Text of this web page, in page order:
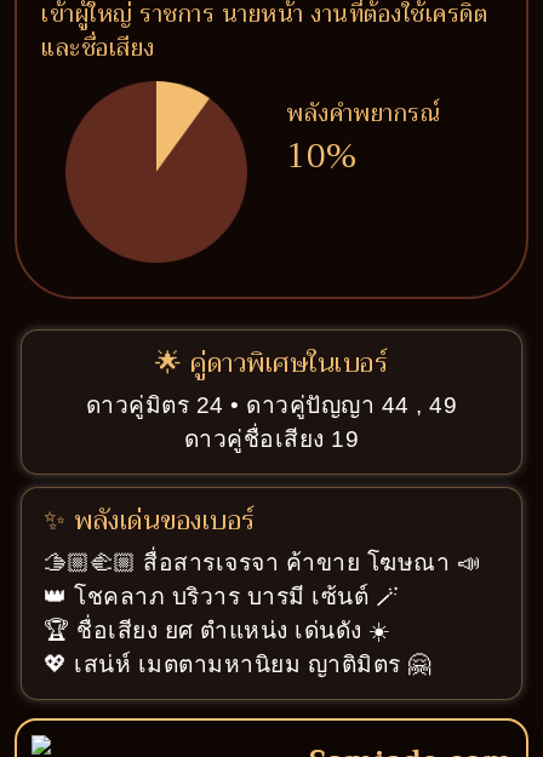
เข้าผู้ใหญ่ ราชการ นายหน้า งานที่ต้องใช้เครดิต
และชื่อเสียง
พลังคำพยากรณ์
10%
🌟 คู่ดาวพิเศษในเบอร์
ดาวคู่มิตร 24 • ดาวคู่ปัญญา 44 , 49
ดาวคู่ชื่อเสียง 19
✨ พลังเด่นของเบอร์
🫱🏼‍🫲🏼 สื่อสารเจรจา ค้าขาย โฆษณา 📣
👑 โชคลาภ บริวาร บารมี เซ้นต์ 🪄
🏆 ชื่อเสียง ยศ ตำแหน่ง เด่นดัง ☀️
💖 เสน่ห์ เมตตามหานิยม ญาติมิตร 🤗